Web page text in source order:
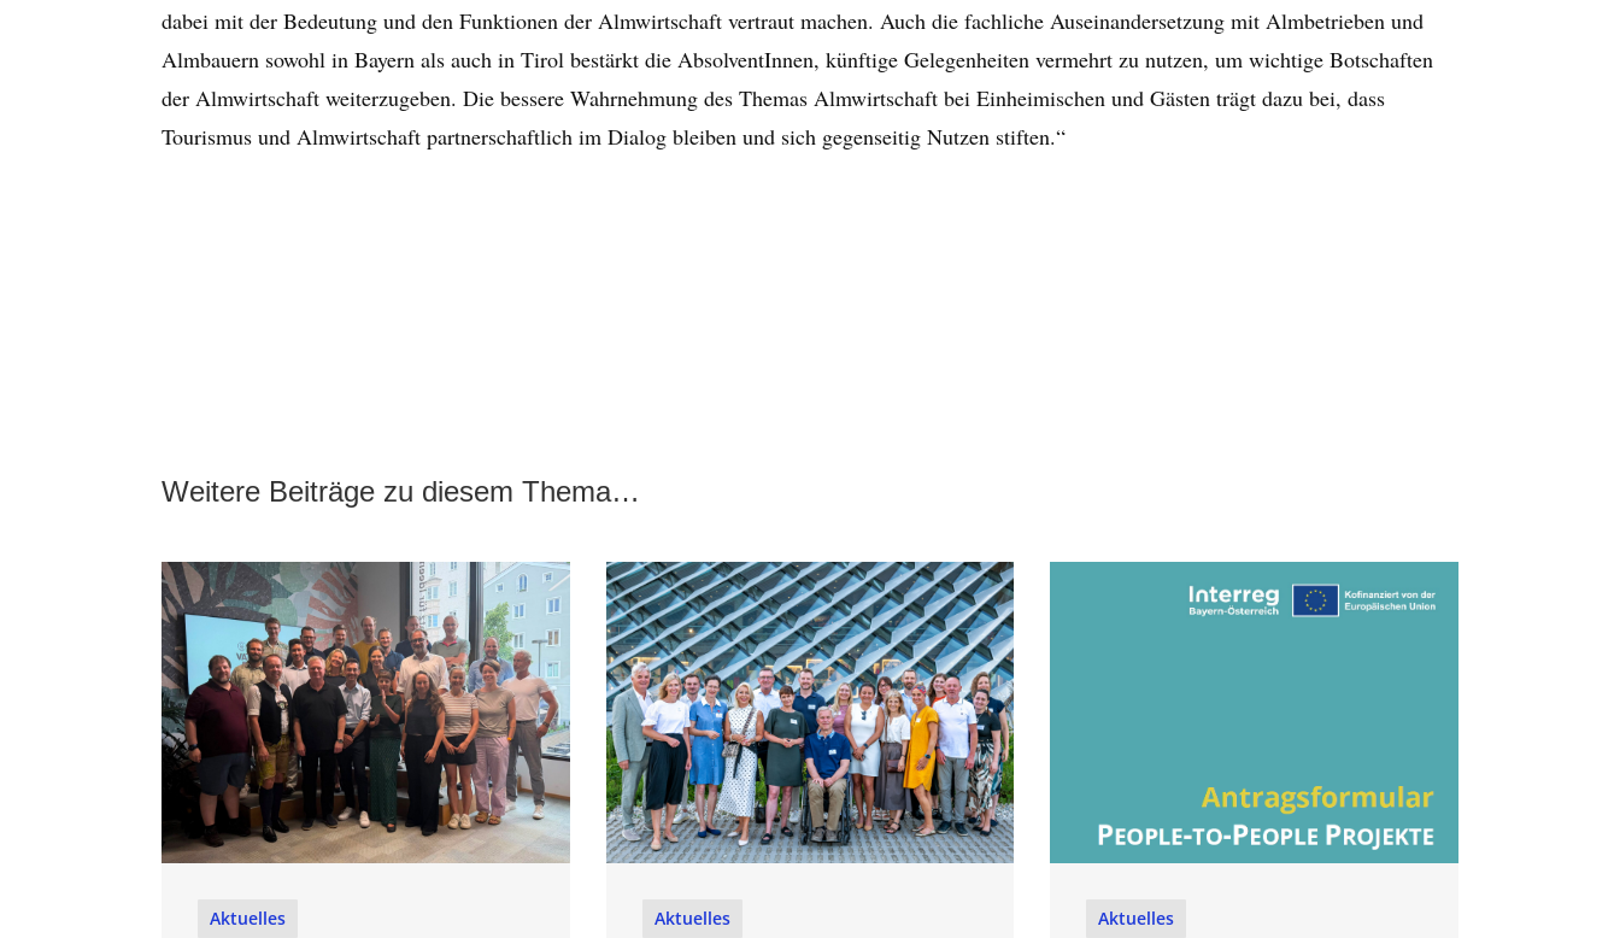
dabei mit der Bedeutung und den Funktionen der Almwirtschaft vertraut machen. Auch die fachliche Auseinandersetzung mit Almbetrieben und
Almbauern sowohl in Bayern als auch in Tirol bestärkt die AbsolventInnen, künftige Gelegenheiten vermehrt zu nutzen, um wichtige Botschaften
der Almwirtschaft weiterzugeben. Die bessere Wahrnehmung des Themas Almwirtschaft bei Einheimischen und Gästen trägt dazu bei, dass
Tourismus und Almwirtschaft partnerschaftlich im Dialog bleiben und sich gegenseitig Nutzen stiften.“
Weitere Beiträge zu diesem Thema…
Aktuelles Aktuelles Aktuelles